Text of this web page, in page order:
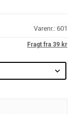
Varenr.:601
Fragt fra 39 kr